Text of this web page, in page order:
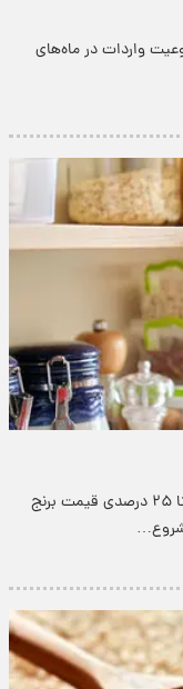
واردات در ماه‌های
رئیس اتحادیه بنکداران مواد غذایی از کاهش ۲۰ تا ۲۵ درصدی قیمت برنج
شروع…